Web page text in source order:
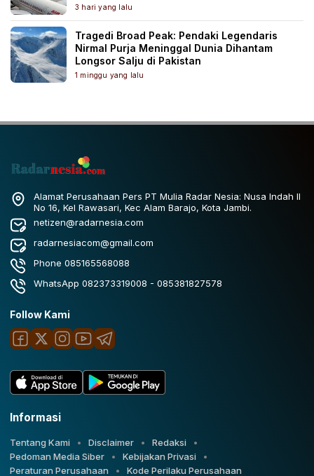
3 hari yang lalu
Tragedi Broad Peak: Pendaki Legendaris
Nirmal Purja Meninggal Dunia Dihantam
Longsor Salju di Pakistan
1 minggu yang lalu
Alamat Perusahaan Pers PT Mulia Radar Nesia: Nusa Indah II
No 16, Kel Rawasari, Kec Alam Barajo, Kota Jambi.
netizen@radarnesia.com
radarnesiacom@gmail.com
Phone 085165568088
WhatsApp 082373319008 - 085381827578
Follow Kami
Informasi
Tentang Kami Disclaimer
Redaksi
Pedoman Media Siber
Kebijakan Privasi
Peraturan Perusahaan
Kode Perilaku Perusahaan